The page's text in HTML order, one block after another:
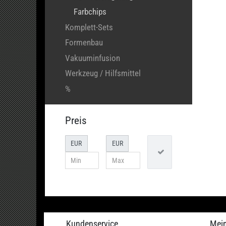
Farbchips
Komplett-Sets
Formenbau
Vakuuminfusion
Werkzeug / Hilfsmittel
%
Preis
EUR EUR